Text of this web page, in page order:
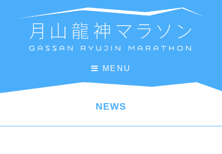
MENU
NEWS